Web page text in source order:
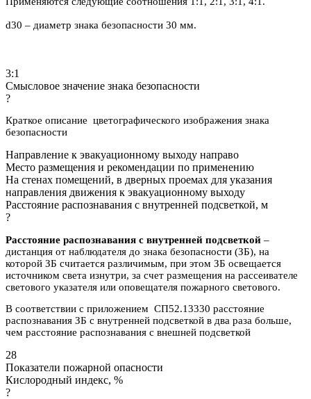
d30 – диаметр знака безопасности 30 мм.
3:1
Смысловое значение знака безопасности
?
Краткое описание цветографического изображения знака
безопасности
Направление к эвакуационному выходу направо
Место размещения и рекомендации по применению
На стенах помещений, в дверных проемах для указания
направления движения к эвакуационному выходу
Расстояние распознавания с внутренней подсветкой, м
?
Расстояние распознавания с внутренней подсветкой –
дистанция от наблюдателя до знака безопасности (ЗБ), на
которой ЗБ считается различимым, при этом ЗБ освещается
источником света изнутри, за счет размещения на рассеивателе
светового указателя или оповещателя пожарного светового.
В соответствии с приложением СП52.13330 расстояние
распознавания ЗБ с внутренней подсветкой в два раза больше,
чем расстояние распознавания с внешней подсветкой
28
Показатели пожарной опасности
Кислородный индекс, %
?